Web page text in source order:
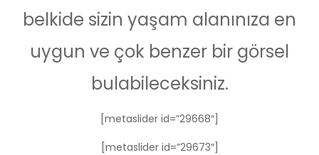
belkide sizin yaşam alanınıza en
uygun ve çok benzer bir görsel
bulabileceksiniz.
[metaslider id=”29668″]
[metaslider id=”29673″]